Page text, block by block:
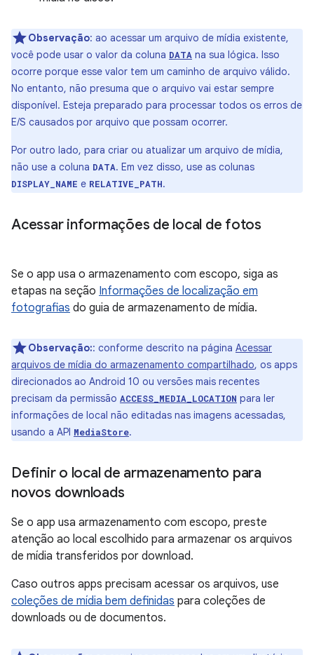
Observação: ao acessar um arquivo de mídia existente,
você pode usar o valor da coluna DATA na sua lógica. Isso
ocorre porque esse valor tem um caminho de arquivo válido.
No entanto, não presuma que o arquivo vai estar sempre
disponível. Esteja preparado para processar todos os erros de
E/S causados por arquivo que possam ocorrer.
Por outro lado, para criar ou atualizar um arquivo de mídia,
não use a coluna DATA. Em vez disso, use as colunas
DISPLAY_NAME e RELATIVE_PATH.
Acessar informações de local de fotos
Se o app usa o armazenamento com escopo, siga as
etapas na seção Informações de localização em
fotografias do guia de armazenamento de mídia.
Observação:: conforme descrito na página Acessar
arquivos de mídia do armazenamento compartilhado, os apps
direcionados ao Android 10 ou versões mais recentes
precisam da permissão ACCESS_MEDIA_LOCATION para ler
informações de local não editadas nas imagens acessadas,
usando a API MediaStore.
Definir o local de armazenamento para
novos downloads
Se o app usa armazenamento com escopo, preste
atenção ao local escolhido para armazenar os arquivos
de mídia transferidos por download.
Caso outros apps precisam acessar os arquivos, use
coleções de mídia bem definidas para coleções de
downloads ou de documentos.